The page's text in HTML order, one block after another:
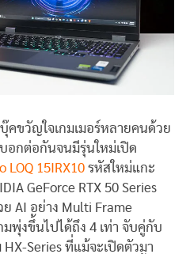
บุ๊คขวัญใจเกมเมอร์หลายคนด้วย
อกต่อกันจนมีรุ่นใหม่เปิด
LOQ 15IRX10 รหัสใหม่แกะ
GeForce RTX 50 Series
ย AI อย่าง Multi Frame
มพุ่งขึ้นไปได้ถึง 4 เท่า จับคู่กับ
Series ที่แม้จะเปิดตัวมา